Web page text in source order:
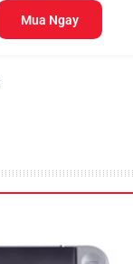
Mua Ngay